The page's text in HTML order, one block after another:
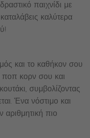
παιχνίδι με
καλύτερα
και το καθήκον σου
ποπ κορν σου και
συμβολίζοντας
Ένα νόστιμο και
αριθμητική πιο